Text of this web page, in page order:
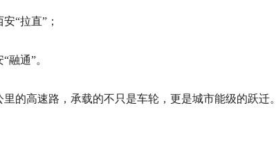
“拉直”；
融通”。
里的高速路，承载的不只是车轮，更是城市能级的跃迁。